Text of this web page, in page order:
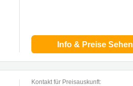
Info & Preise Sehen
Kontakt für Preisauskunft: